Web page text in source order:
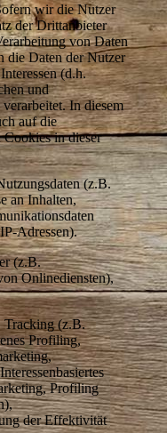
wir die Nutzer
der Drittanbieter
von Daten
die Daten der Nutzer
(d.h.
und
In diesem
auf die
in dieser
(z.B.
an Inhalten,
Adressen).
(z.B.
Onlinediensten),
Tracking (z.B.
Profiling,
Profiling
der Effektivität